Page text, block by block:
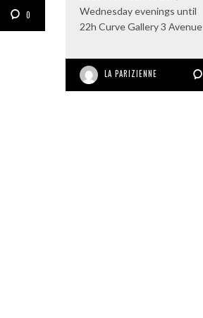
0
Wednesday evenings until
22h Curve Gallery 3 Avenue
LA PARIZIENNE